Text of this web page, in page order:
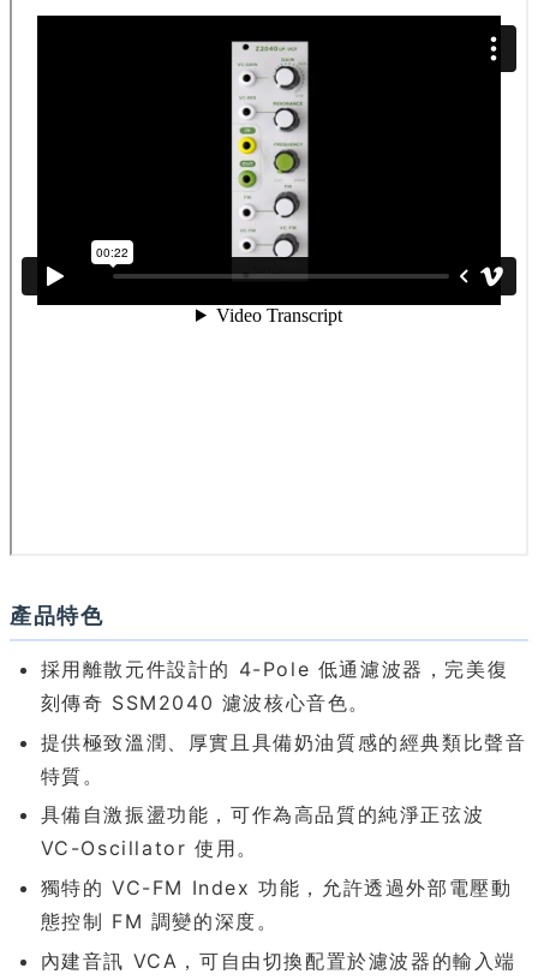
產品特色
採用離散元件設計的 4-Pole 低通濾波器，完美復
刻傳奇 SSM2040 濾波核心音色。
提供極致溫潤、厚實且具備奶油質感的經典類比聲音
特質。
具備自激振盪功能，可作為高品質的純淨正弦波
VC-Oscillator 使用。
獨特的 VC-FM Index 功能，允許透過外部電壓動
態控制 FM 調變的深度。
內建音訊 VCA，可自由切換配置於濾波器的輸入端